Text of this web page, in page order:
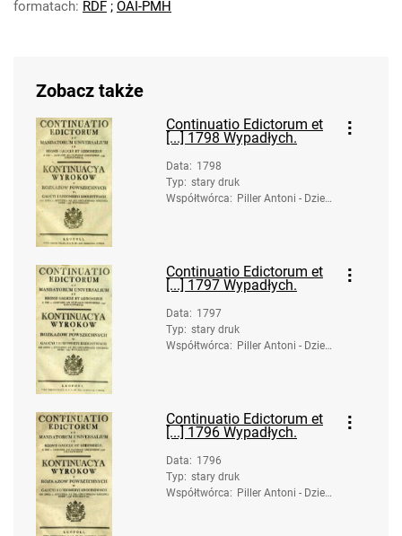
formatach: RDF ; OAI-PMH
Zobacz także
Continuatio Edictorum et
[...] 1798 Wypadłych.
Data: 1798
Typ: stary druk
Współtwórca: Piller Antoni - Dzied
Continuatio Edictorum et
[...] 1797 Wypadłych.
Data: 1797
Typ: stary druk
Współtwórca: Piller Antoni - Dzied
Continuatio Edictorum et
[...] 1796 Wypadłych.
Data: 1796
Typ: stary druk
Współtwórca: Piller Antoni - Dzied